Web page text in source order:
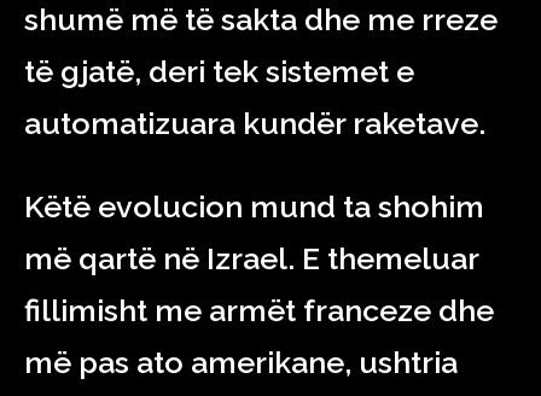
shumë më të sakta dhe me rreze
të gjatë, deri tek sistemet e
automatizuara kundër raketave.
Këtë evolucion mund ta shohim
më qartë në Izrael. E themeluar
fillimisht me armët franceze dhe
më pas ato amerikane, ushtria